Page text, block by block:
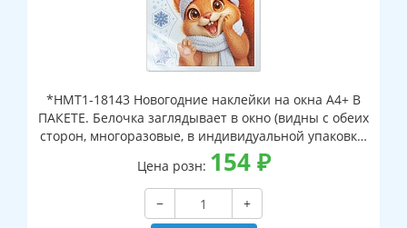
*НМТ1-18143 Новогодние наклейки на окна А4+ В
ПАКЕТЕ. Белочка заглядывает в окно (видны с обеих
сторон, многоразовые, в индивидуальной упаковке,
с европодвесом и клеевым клапаном)
Цена розн: 154₽
−
+